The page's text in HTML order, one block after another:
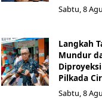
Sabtu, 8
Langkah
Mundur
Pilkada
Sabtu, 8